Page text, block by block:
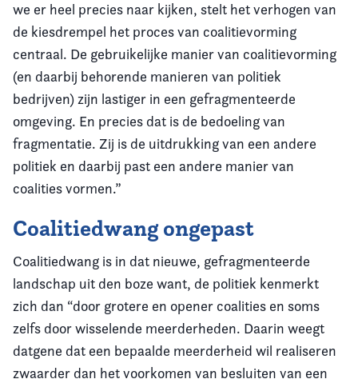
we er heel precies naar kijken, stelt het verhogen van
de kiesdrempel het proces van coalitievorming
centraal. De gebruikelijke manier van coalitievorming
(en daarbij behorende manieren van politiek
bedrijven) zijn lastiger in een gefragmenteerde
omgeving. En precies dat is de bedoeling van
fragmentatie. Zij is de uitdrukking van een andere
politiek en daarbij past een andere manier van
coalities vormen.”
Coalitiedwang ongepast
Coalitiedwang is in dat nieuwe, gefragmenteerde
landschap uit den boze want, de politiek kenmerkt
zich dan “door grotere en opener coalities en soms
zelfs door wisselende meerderheden. Daarin weegt
datgene dat een bepaalde meerderheid wil realiseren
zwaarder dan het voorkomen van besluiten van een